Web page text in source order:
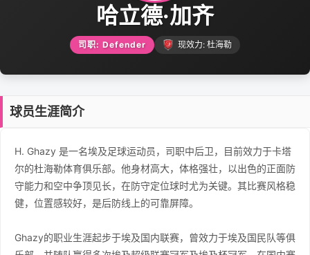
哈立德·加齐
司职: Defender 现效力: 杜海勒
球员生涯简介
H. Ghazy 是一名埃及足球运动员，司职中后卫，目前效力于卡塔
尔的杜海勒体育俱乐部。他身材高大，体格强壮，以出色的正面防
守能力和空中争顶见长，在防守定位球时尤为关键。其比赛风格稳
健，位置感较好，是后防线上的可靠屏障。
Ghazy的职业生涯起步于埃及国内联赛，曾效力于埃及国民队等俱